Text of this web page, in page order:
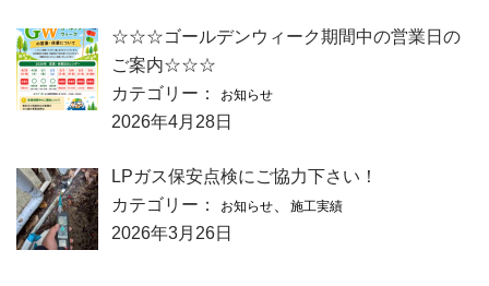
☆☆☆ゴールデンウィーク期間中の営業日の
ご案内☆☆☆
カテゴリー：
お知らせ
2026年4月28日
LPガス保安点検にご協力下さい！
カテゴリー：
お知らせ 施工実績
2026年3月26日